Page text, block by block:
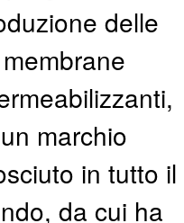
delle
membrane
un marchio
in tutto il
da cui ha